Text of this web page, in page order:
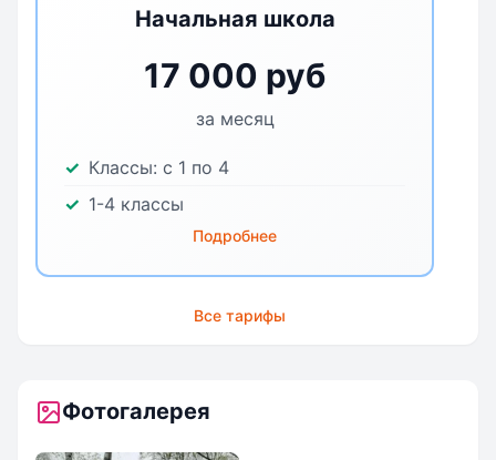
Начальная школа
17 000 руб
за месяц
Классы: с 1 по 4
1-4 классы
Подробнее
Все тарифы
Фотогалерея